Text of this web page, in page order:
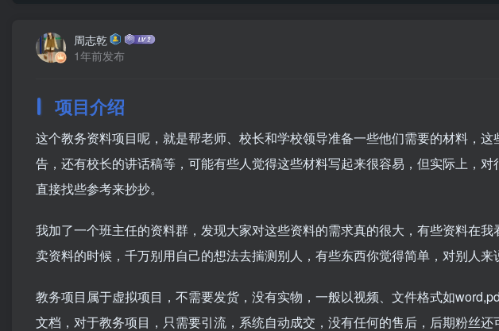
周志乾
1年前发布
项目介绍
这个教务资料项目呢，就是帮老师、校长和学校领导准备一些他们需要的材料，
告，还有校长的讲话稿等，可能有些人觉得这些材料写起来很容易，但实际上，
直接找些参考来抄抄。
我加了一个班主任的资料群，发现大家对这些资料的需求真的很大，有些资料在
卖资料的时候，千万别用自己的想法去揣测别人，有些东西你觉得简单，对别人来
教务项目属于虚拟项目，不需要发货，没有实物，一般以视频、文件格式如
文档，对于教务项目，只需要引流，系统自动成交，没有任何的售后，后期粉丝